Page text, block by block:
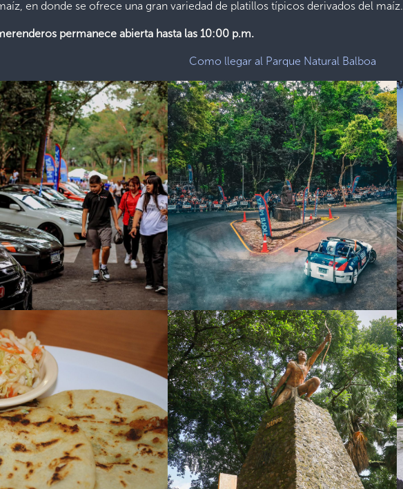
en donde se ofrece una gran variedad de platillos típicos derivados del maíz.
permanece abierta hasta las 10:00 p.m.
Como llegar al Parque Natural Balboa